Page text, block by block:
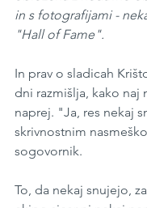
in s fotografijami -
"Hall of Fame".
In prav o sladicah
dni razmišlja, kako naj
naprej. "Ja, res nekaj
skrivnostnim
sogovornik.
To, da nekaj snujejo,